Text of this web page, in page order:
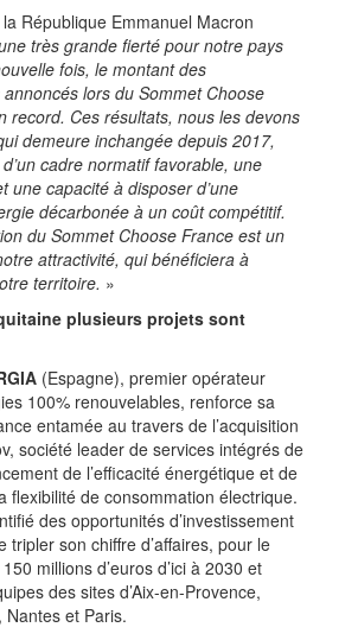
République Emmanuel Macron
très grande fierté pour notre pays
fois, le montant des
lors du Sommet Choose
record. Ces résultats, nous les devons
demeure inchangée depuis 2017,
cadre normatif favorable, une
une capacité à disposer d’une
décarbonée à un coût compétitif.
du Sommet Choose France est un
attractivité, qui bénéficiera à
territoire. »
plusieurs projets sont
(Espagne), premier opérateur
100% renouvelables, renforce sa
entamée au travers de l’acquisition
société leader de services intégrés de
de l’efficacité énergétique et de
flexibilité de consommation électrique.
des opportunités d’investissement
tripler son chiffre d’affaires, pour le
millions d’euros d’ici à 2030 et
des sites d’Aix-en-Provence,
Nantes et Paris.